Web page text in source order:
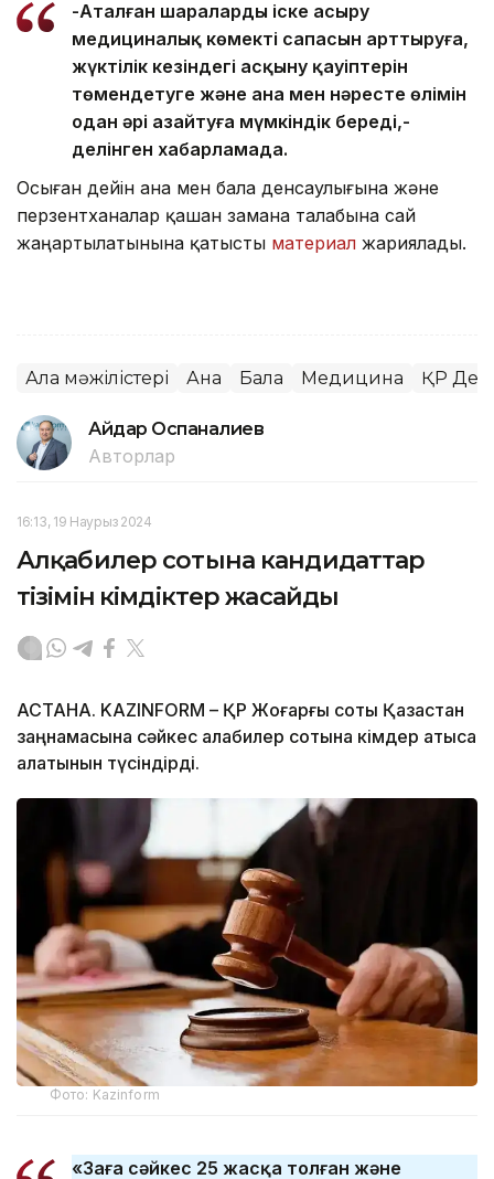
-Аталған шараларды іске асыру
медициналық көмектің сапасын арттыруға,
жүктілік кезіндегі асқыну қауіптерін
төмендетуге және ана мен нәресте өлімін
одан әрі азайтуға мүмкіндік береді,-
делінген хабарламада.
Осыған дейін ана мен бала денсаулығына және
перзентханалар қашан замана талабына сай
жаңартылатынына қатысты материал жариялады.
Алқа мәжілістері Ана Бала Медицина ҚР
Айдар Оспаналиев
Авторлар
16:13, 19 Наурыз 2024
Алқабилер сотына кандидаттар
тізімін әкімдіктер жасайды
АСТАНА. KAZINFORM – ҚР Жоғарғы соты Қазақстан
заңнамасына сәйкес алқабилер сотына кімдер қатыса
алатынын түсіндірді.
Фото: Kazinform
«Заңға сәйкес 25 жасқа толған және